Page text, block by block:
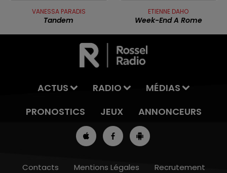
VANESSA PARADIS
Tandem
ETIENNE DAHO
Week-End A Rome
ACTUS RADIO
MÉDIAS
PRONOSTICS
JEUX ANNONCEURS
Contacts Mentions Légales
Recrutement